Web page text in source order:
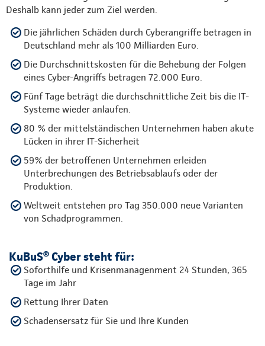
Deshalb kann jeder zum Ziel werden.
Die jährlichen Schäden durch Cyberangriffe betragen in
Deutschland mehr als 100 Milliarden Euro.
Die Durchschnittskosten für die Behebung der Folgen
eines Cyber-Angriffs betragen 72.000 Euro.
Fünf Tage beträgt die durchschnittliche Zeit bis die IT-
Systeme wieder anlaufen.
80 % der mittelständischen Unternehmen haben akute
Lücken in ihrer IT-Sicherheit
59% der betroffenen Unternehmen erleiden
Unterbrechungen des Betriebsablaufs oder der
Produktion.
Weltweit entstehen pro Tag 350.000 neue Varianten
von Schadprogrammen.
KuBuS® Cyber steht für:
Soforthilfe und Krisenmanagenment 24 Stunden, 365
Tage im Jahr
Rettung Ihrer Daten
Schadensersatz für Sie und Ihre Kunden